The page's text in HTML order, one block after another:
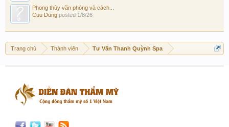
Phong thủy văn phòng và cách...
Cuu Dung posted 1/8/26
Trang chủ Thành viên Tư Vấn Thanh Quỳnh Spa